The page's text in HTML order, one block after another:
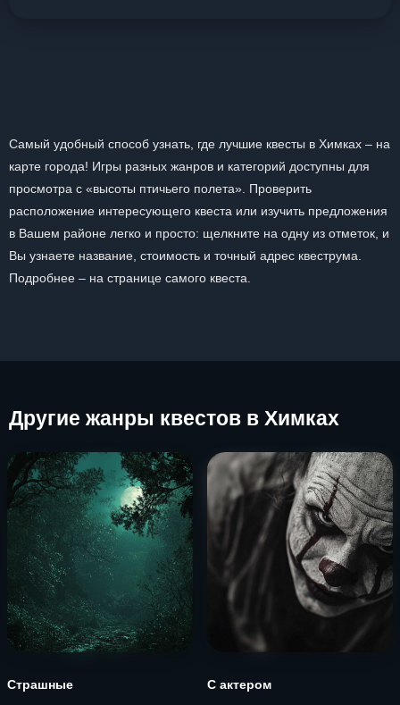
Самый удобный способ узнать, где лучшие квесты в Химках – на
карте города! Игры разных жанров и категорий доступны для
просмотра с «высоты птичьего полета». Проверить
расположение интересующего квеста или изучить предложения
в Вашем районе легко и просто: щелкните на одну из отметок, и
Вы узнаете название, стоимость и точный адрес квеструма.
Подробнее – на странице самого квеста.
Другие жанры квестов в Химках
Страшные С актером